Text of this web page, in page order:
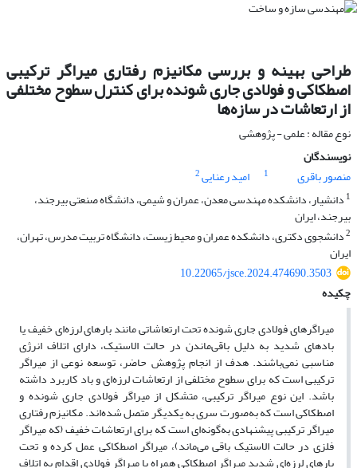
طراحی بهینه و بررسی مکانیزم رفتاری میراگر ترکیبی
اصطکاکی و فولادی جاری شونده برای کنترل سطوح مختلفی
از ارتعاشات در سازه‌ها
نوع مقاله : علمی - پژوهشی
نویسندگان
منصور باقری
1 امید رعنایی2
1 دانشیار، دانشکده مهندسی معدن، عمران و شیمی، دانشگاه صنعتی بیرجند،
بیرجند، ایران
2دانشجوی دکتری، دانشکده عمران و محیط زیست، دانشگاه تربیت مدرس، تهران،
ایران
10.22065/jsce.2024.474690.3503
چکیده
میراگرهای فولادی جاری شونده تحت ارتعاشاتی مانند بارهای لرزه‌ای خفیف یا
بادهای شدید به دلیل باقی‌ماندن در حالت الاستیک، دارای اتلاف انرژی
مناسبی نمی‌باشند. هدف از انجام پژوهش حاضر، توسعه نوعی از میراگر
ترکیبی است که برای سطوح مختلفی از ارتعاشات لرزه‌ای و باد کاربرد داشته
باشد. این نوع میراگر ترکیبی، متشکل از میراگر فولادی جاری شونده و
اصطکاکی است که به‌صورت سری به یکدیگر متصل شده‌اند. مکانیزم رفتاری
میراگر ترکیبی پیشنهادی به‌گونه‌ای است که برای ارتعاشات خفیف (که میراگر
فلزی در حالت الاستیک باقی می‌ماند)، میراگر اصطکاکی عمل کرده و تحت
بارهای لرزه‌ای شدید میراگر اصطکاکی همراه با میراگر فولادی اقدام به اتلاف